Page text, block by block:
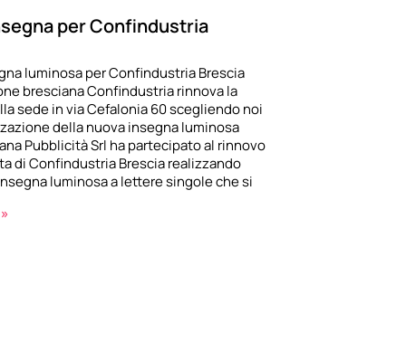
per Confindustria
luminosa per Confindustria Brescia
bresciana Confindustria rinnova la
sede in via Cefalonia 60 scegliendo noi
della nuova insegna luminosa
Pubblicità Srl ha partecipato al rinnovo
di Confindustria Brescia realizzando
luminosa a lettere singole che si